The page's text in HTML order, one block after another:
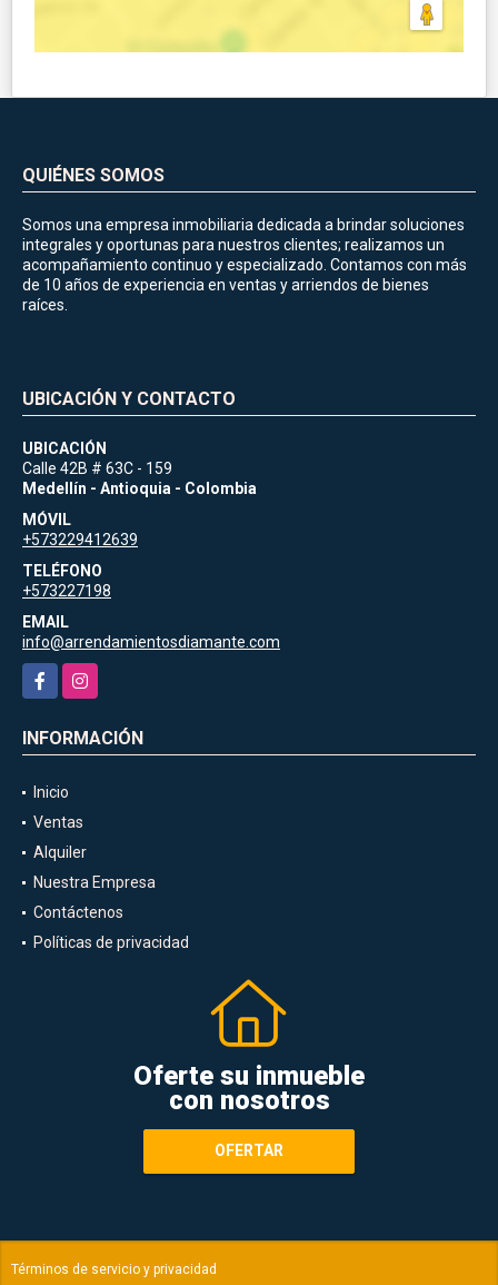
QUIÉNES SOMOS
Somos una empresa inmobiliaria dedicada a brindar soluciones
integrales y oportunas para nuestros clientes; realizamos un
acompañamiento continuo y especializado. Contamos con más
de 10 años de experiencia en ventas y arriendos de bienes
raíces.
UBICACIÓN Y CONTACTO
UBICACIÓN
Calle 42B # 63C - 159
Medellín - Antioquia - Colombia
MÓVIL
+573229412639
TELÉFONO
+573227198
EMAIL
info@arrendamientosdiamante.com
FacebookInstagram
INFORMACIÓN
Inicio
Ventas
Alquiler
Nuestra Empresa
Contáctenos
Políticas de privacidad
Oferte su inmueble
con nosotros
OFERTAR
Términos de servicio y privacidad